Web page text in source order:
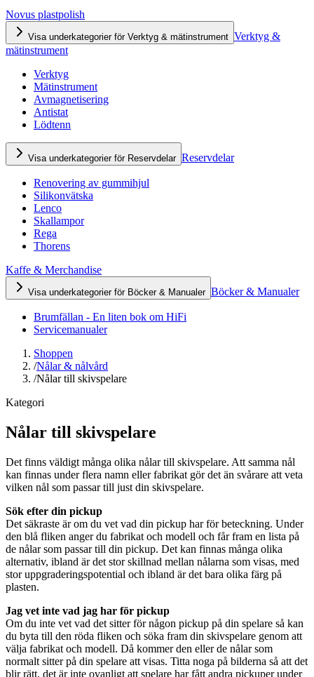
Novus plastpolish
Visa underkategorier för Verktyg & mätinstrument Verktyg &
mätinstrument
Verktyg
Mätinstrument
Avmagnetisering
Antistat
Lödtenn
Visa underkategorier för Reservdelar Reservdelar
Renovering av gummihjul
Silikonvätska
Lenco
Skallampor
Rega
Thorens
Kaffe & Merchandise
Visa underkategorier för Böcker & Manualer Böcker & Manualer
Brumfällan - En liten bok om HiFi
Servicemanualer
Shoppen
/Nålar & nålvård
/Nålar till skivspelare
Kategori
Nålar till skivspelare
Det finns väldigt många olika nålar till skivspelare. Att samma nål
kan finnas under flera namn eller fabrikat gör det än svårare att veta
vilken nål som passar till just din skivspelare.
Sök efter din pickup
Det säkraste är om du vet vad din pickup har för beteckning. Under
den blå fliken anger du fabrikat och modell och får fram en lista på
de nålar som passar till din pickup. Det kan finnas många olika
alternativ, ibland är det stor skillnad mellan nålarna som visas, med
stor uppgraderingspotential och ibland är det bara olika färg på
plasten.
Jag vet inte vad jag har för pickup
Om du inte vet vad det sitter för någon pickup på din spelare så kan
du byta till den röda fliken och söka fram din skivspelare genom att
välja fabrikat och modell. Då kommer den eller de nålar som
normalt sitter på din spelare att visas. Titta noga på bilderna så att det
blir rätt, det är inte ovanligt att spelare har fått andra pickuper under